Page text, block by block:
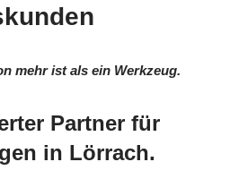
mehr ist als ein Werkzeug.
Partner für
in Lörrach.